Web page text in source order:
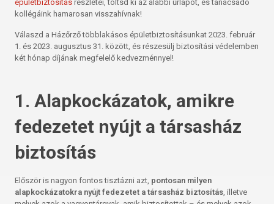
épületbiztosítás részletei, töltsd ki az alábbi űrlapot, és tanácsadó
kollégáink hamarosan visszahívnak!
Válaszd a Házőrző többlakásos épületbiztosításunkat 2023. február
1. és 2023. augusztus 31. között, és részesülj biztosítási védelemben
két hónap díjának megfelelő kedvezménnyel!
1. Alapkockázatok, amikre
fedezetet nyújt a társasház
biztosítás
Először is nagyon fontos tisztázni azt, pontosan milyen
alapkockázatokra nyújt fedezetet a társasház biztosítás, illetve